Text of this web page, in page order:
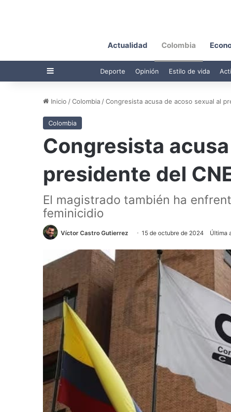
Actualidad Colombia
Barra lateral Deporte Opinión Estilo de vida
Inicio /Colombia /Congresista acusa de acoso sexual al
Colombia
Congresista
presidente del
El magistrado también ha
feminicidio
Víctor Castro Gutierrez 15 de octubre de 2024 Última